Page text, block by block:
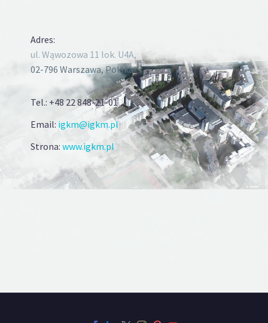
Adres:
ul. Wąwozowa 11 lok. U4A,
02-796 Warszawa, Polska
Tel.: +48 22 848-21-01
Email: igkm@igkm.pl
Strona: www.igkm.pl